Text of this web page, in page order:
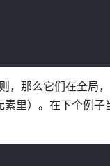
那么它们在全局
里）。在下个例